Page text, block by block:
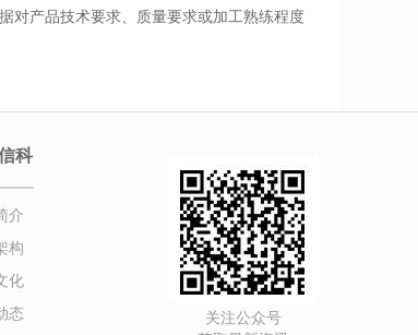
对产品技术要求、质量要求或加工熟练程度
科
介
构
化
态
关注公众号